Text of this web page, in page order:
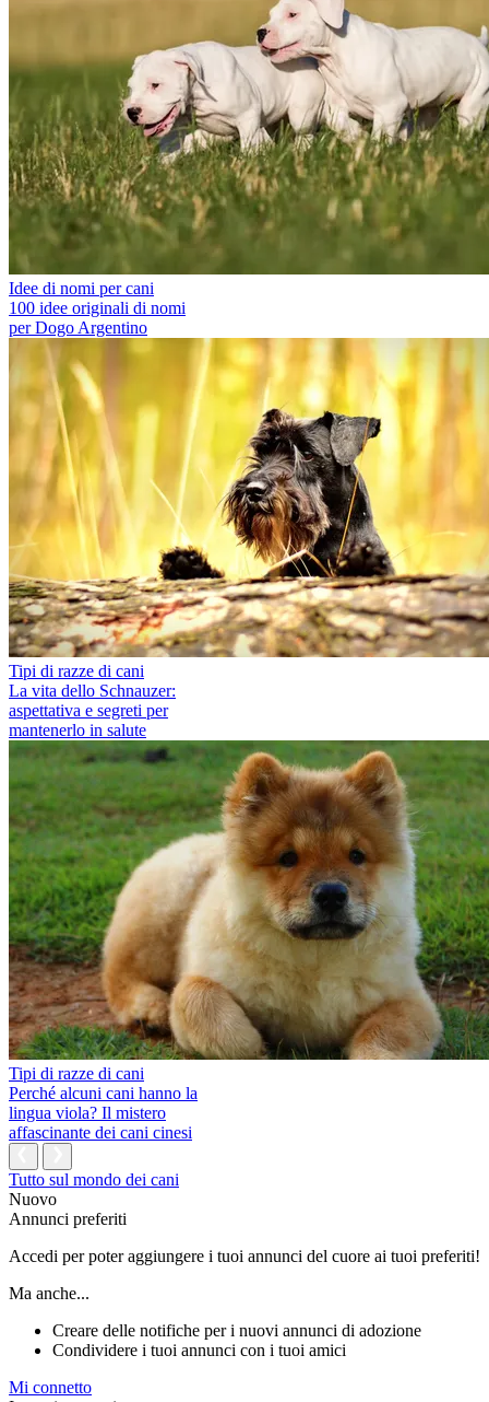
Idee di nomi per cani
100 idee originali di nomi
per Dogo Argentino
Tipi di razze di cani
La vita dello Schnauzer:
aspettativa e segreti per
mantenerlo in salute
Tipi di razze di cani
Perché alcuni cani hanno la
lingua viola? Il mistero
affascinante dei cani cinesi
Tutto sul mondo dei cani
Nuovo
Annunci preferiti
Accedi per poter aggiungere i tuoi annunci del cuore ai tuoi preferiti!
Ma anche...
Creare delle notifiche per i nuovi annunci di adozione
Condividere i tuoi annunci con i tuoi amici
Mi connetto